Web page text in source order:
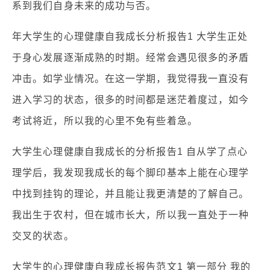
系到我们自身未来的成功与否。
年大学生的心理健康自我成长分析报告1 大学生正处
于身心发展逐渐成熟的时期。经常会遇见很多的矛盾
冲击。如学业情况。在这一学期，我觉得我一直没有
进入学习的状态，很多的时间都是迷茫着度过，如今
考试将近，所以我的心里不免有些着急。
大学生心理健康自我成长的分析报告1 自从学了点心
理学后，我发现我成长的每个脚印基本上能在心理学
中找到挂钩的理论，并且能让我更清楚的了解自己。
我出生于农村，但在城市长大，所以我一直处于一种
交叉的状态。
大学生的心理健康自我成长报告范文1 第一部分 我的